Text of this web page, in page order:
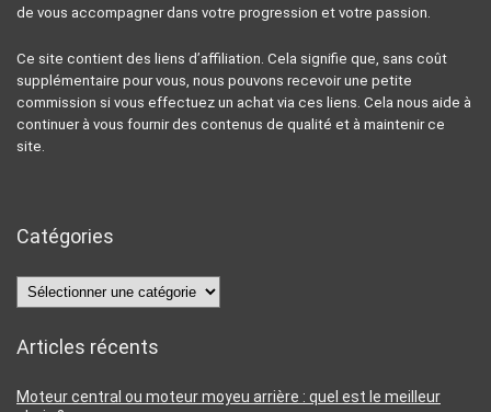
de vous accompagner dans votre progression et votre passion.
Ce site contient des liens d’affiliation. Cela signifie que, sans coût
supplémentaire pour vous, nous pouvons recevoir une petite
commission si vous effectuez un achat via ces liens. Cela nous aide à
continuer à vous fournir des contenus de qualité et à maintenir ce
site.
Catégories
Catégories
Articles récents
Moteur central ou moteur moyeu arrière : quel est le meilleur